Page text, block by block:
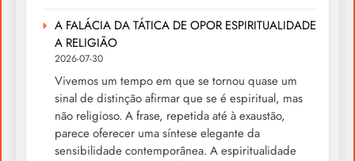
A FALÁCIA DA TÁTICA DE OPOR ESPIRITUALIDADE
A RELIGIÃO
2026-07-30
Vivemos um tempo em que se tornou quase um
sinal de distinção afirmar que se é espiritual, mas
não religioso. A frase, repetida até à exaustão,
parece oferecer uma síntese elegante da
sensibilidade contemporânea. A espiritualidade